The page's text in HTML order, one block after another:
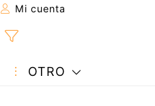
Mi cuenta
OTRO